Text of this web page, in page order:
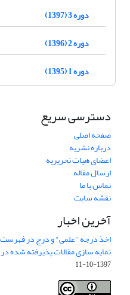
دوره 3 (1397)
دوره 2 (1396)
دوره 1 (1395)
دسترسی سریع
صفحه اصلی
درباره نشریه
اعضای هیات تحریریه
ارسال مقاله
تماس با ما
نقشه سایت
آخرین اخبار
اخذ درجه "علمی" و درج در
نمایه سازی مقالات پذیرفته شده
1397-10-11